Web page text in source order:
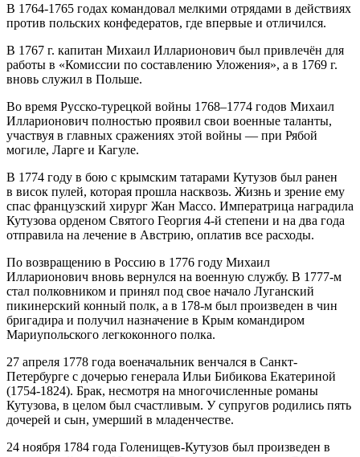
В 1764-1765 годах командовал мелкими отрядами в действиях
против польских конфедератов, где впервые и отличился.
В 1767 г. капитан Михаил Илларионович был привлечён для
работы в «Комиссии по составлению Уложения», а в 1769 г.
вновь служил в Польше.
Во время Русско-турецкой войны 1768–1774 годов Михаил
Илларионович полностью проявил свои военные таланты,
участвуя в главных сражениях этой войны — при Рябой
могиле, Ларге и Кагуле.
В 1774 году в бою с крымским татарами Кутузов был ранен
в висок пулей, которая прошла насквозь. Жизнь и зрение ему
спас французский хирург Жан Массо. Императрица наградила
Кутузова орденом Святого Георгия 4-й степени и на два года
отправила на лечение в Австрию, оплатив все расходы.
По возвращению в Россию в 1776 году Михаил
Илларионович вновь вернулся на военную службу. В 1777-м
стал полковником и принял под свое начало Луганский
пикинерский конный полк, а в 178-м был произведен в чин
бригадира и получил назначение в Крым командиром
Мариупольского легкоконного полка.
27 апреля 1778 года военачальник венчался в Санкт-
Петербурге с дочерью генерала Ильи Бибикова Екатериной
(1754-1824). Брак, несмотря на многочисленные романы
Кутузова, в целом был счастливым. У супругов родились пять
дочерей и сын, умерший в младенчестве.
24 ноября 1784 года Голенищев-Кутузов был произведен в